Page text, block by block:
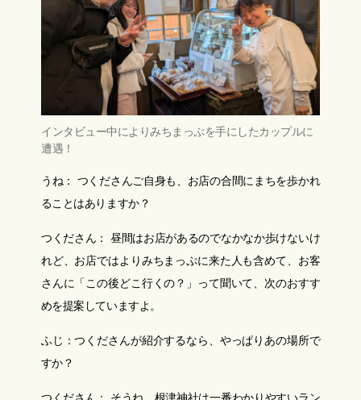
インタビュー中によりみちまっぷを手にしたカップルに
遭遇！
うね： つくださんご自身も、お店の合間にまちを歩かれ
ることはありますか？
つくださん： 昼間はお店があるのでなかなか歩けないけ
れど、お店ではよりみちまっぷに来た人も含めて、お客
さんに「この後どこ行くの？」って聞いて、次のおすす
めを提案していますよ。
ふじ：つくださんが紹介するなら、やっぱりあの場所で
すか？